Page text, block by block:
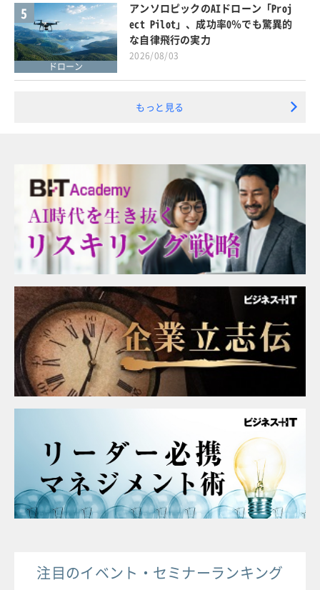
5
ドローン
アンソロピックのAIドローン「Proj
ect Pilot」、成功率0％でも驚異的
な自律飛行の実力
2026/08/03
もっと見る
注目のイベント・セミナーランキング